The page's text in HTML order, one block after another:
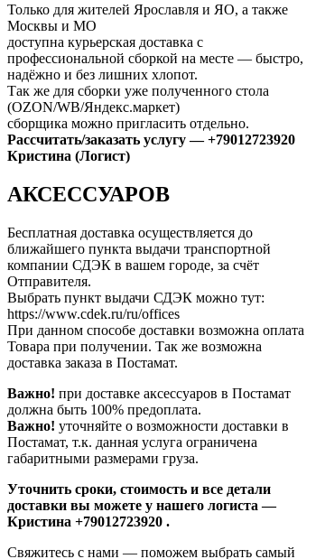
Только для жителей Ярославля и ЯО, а также
Москвы и МО
доступна курьерская доставка с
профессиональной сборкой на месте — быстро,
надёжно и без лишних хлопот.
Так же для сборки уже полученного стола
(OZON/WB/Яндекс.маркет)
сборщика можно пригласить отдельно.
Рассчитать/заказать услугу — +79012723920
Кристина (Логист)
АКСЕССУАРОВ
Бесплатная доставка осуществляется до
ближайшего пункта выдачи транспортной
компании СДЭК в вашем городе, за счёт
Отправителя.
Выбрать пункт выдачи СДЭК можно тут:
https://www.cdek.ru/ru/offices
При данном способе доставки возможна оплата
Товара при получении. Так же возможна
доставка заказа в Постамат.
Важно! при доставке аксессуаров в Постамат
должна быть 100% предоплата.
Важно! уточняйте о возможности доставки в
Постамат, т.к. данная услуга ограничена
габаритными размерами груза.
Уточнить сроки, стоимость и все детали
доставки вы можете у нашего логиста —
Кристина +79012723920 .
Свяжитесь с нами — поможем выбрать самый